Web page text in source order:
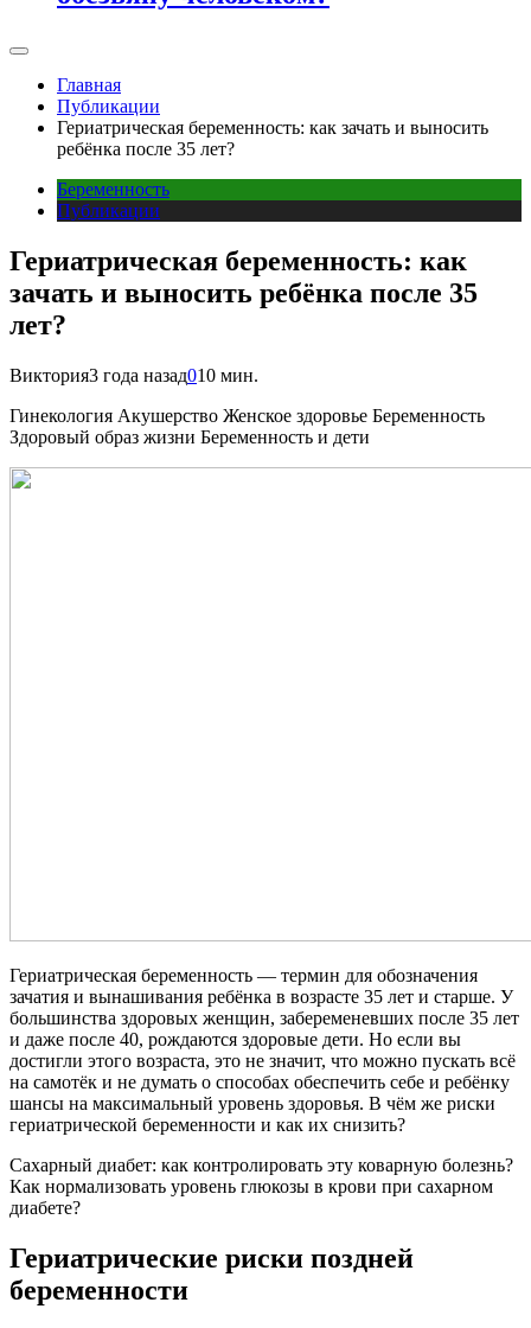
Главная
Публикации
Гериатрическая беременность: как зачать и выносить
ребёнка после 35 лет?
Беременность
Публикации
Гериатрическая беременность: как
зачать и выносить ребёнка после 35
лет?
Виктория3 года назад010 мин.
Гинекология Акушерство Женское здоровье Беременность
Здоровый образ жизни Беременность и дети
Гериатрическая беременность — термин для обозначения
зачатия и вынашивания ребёнка в возрасте 35 лет и старше. У
большинства здоровых женщин, забеременевших после 35 лет
и даже после 40, рождаются здоровые дети. Но если вы
достигли этого возраста, это не значит, что можно пускать всё
на самотёк и не думать о способах обеспечить себе и ребёнку
шансы на максимальный уровень здоровья. В чём же риски
гериатрической беременности и как их снизить?
Сахарный диабет: как контролировать эту коварную болезнь?
Как нормализовать уровень глюкозы в крови при сахарном
диабете?
Гериатрические риски поздней
беременности